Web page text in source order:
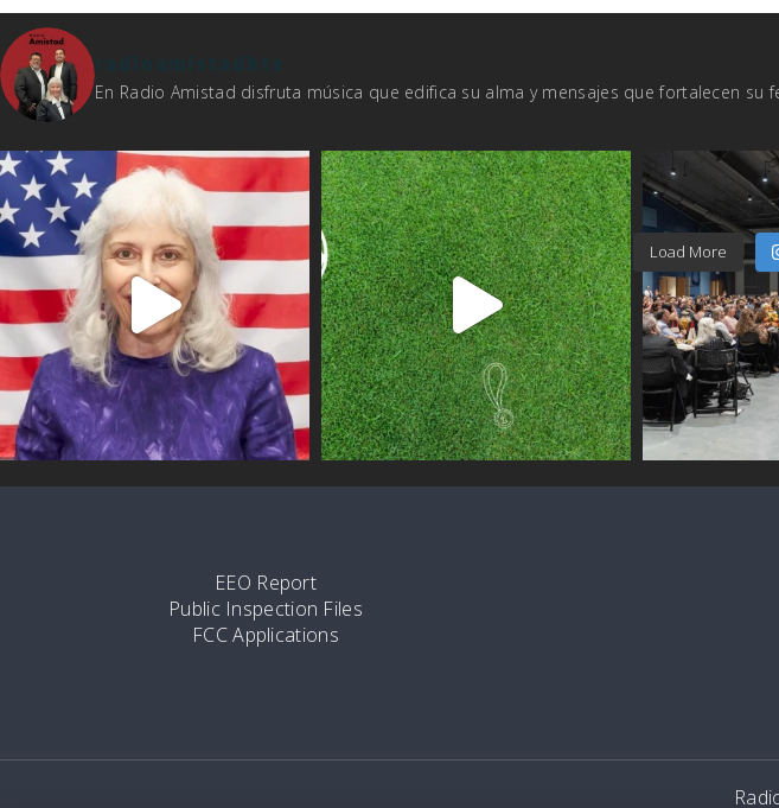
En Radio Amistad disfruta música que edifica su alma y mensajes que fortalecen
Load More
EEO Report
Public Inspection Files
FCC Applications